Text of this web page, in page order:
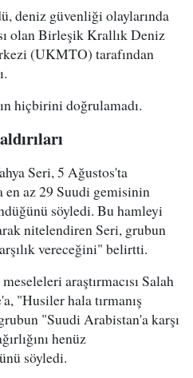
deniz güvenliği olaylarında
olan Birleşik Krallık Deniz
(UKMTO) tarafından
hiçbirini doğrulamadı.
Seri, 5 Ağustos'ta
en az 29 Suudi gemisinin
söyledi. Bu hamleyi
nitelendiren Seri, grubun
vereceğini" belirtti.
araştırmacısı Salah
"Husiler hala tırmanış
"Suudi Arabistan'a karşı
henüz
söyledi.